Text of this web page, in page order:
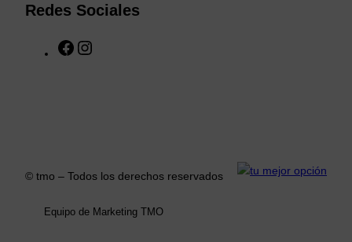
Redes Sociales
F
© tmo – Todos los derechos reservados
Equipo de Marketing TMO